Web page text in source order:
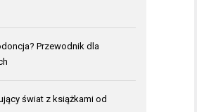
Przewodnik dla
świat z książkami od